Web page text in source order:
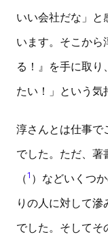
いい会社だな」と
います。そこから
る！』を手に取り
たい！」という気
淳さんとは仕事で
でした。ただ、
（1 ）などいくつ
りの人に対して
でした。そしてそ